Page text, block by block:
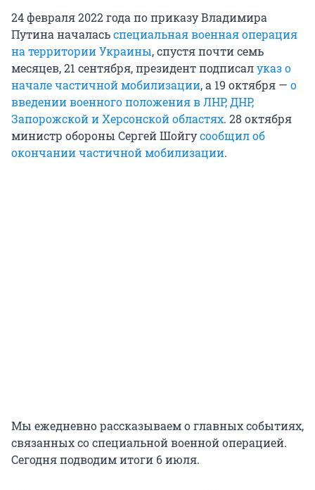
24 февраля 2022 года по приказу Владимира
Путина началасьспециальная военная операция
на территории Украины, спустя почти семь
месяцев, 21 сентября, президент подписалуказ о
начале частичной мобилизации, а 19 октября — о
введении военного положения в ЛНР, ДНР,
Запорожской и Херсонской областях. 28 октября
министр обороны Сергей Шойгусообщил об
окончании частичной мобилизации.
Мы ежедневно рассказываем о главных событиях,
связанных со специальной военной операцией.
Сегодня подводим итоги 6 июля.